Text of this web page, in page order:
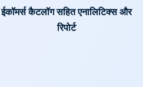
ईकॉमर्स कैटलॉग सहित एनालिटिक्स और
रिपोर्ट